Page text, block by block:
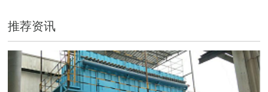
推荐资讯